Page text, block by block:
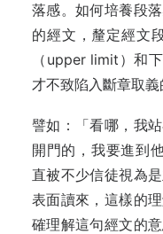
落感。如何培養段
的經文，釐定經文
（upper limit）和
才不致陷入斷章取義
譬如：「看哪，我
開門的，我要進到
直被不少信徒視為
表面讀來，這樣的
確理解這句經文的